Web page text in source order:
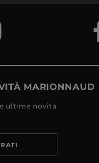
MARIONNAUD
ultime novità